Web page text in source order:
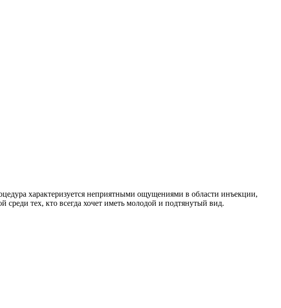
характеризуется неприятными ощущениями в области инъекции,
среди тех, кто всегда хочет иметь молодой и подтянутый вид.